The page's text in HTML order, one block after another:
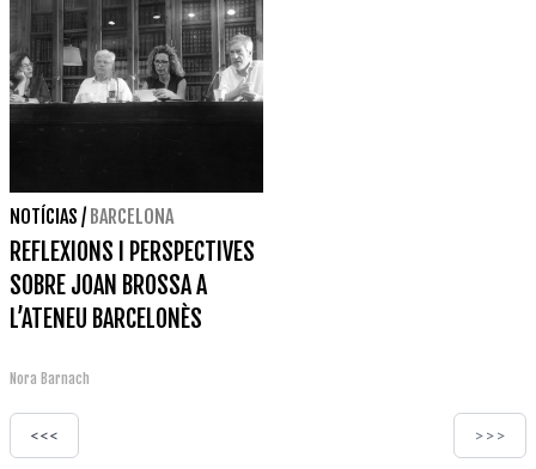
NOTÍCIAS / BARCELONA
REFLEXIONS I PERSPECTIVES
SOBRE JOAN BROSSA A
L’ATENEU BARCELONÈS
Nora Barnach
<<< >>>